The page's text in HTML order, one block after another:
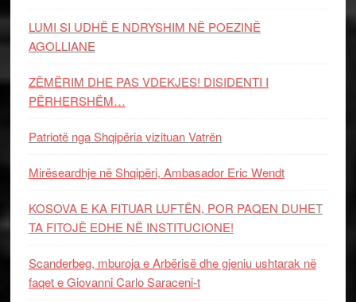
LUMI SI UDHË E NDRYSHIM NË POEZINË
AGOLLIANE
ZËMËRIM DHE PAS VDEKJES! DISIDENTI I
PËRHERSHËM…
Patriotë nga Shqipëria vizituan Vatrën
Mirëseardhje në Shqipëri, Ambasador Eric Wendt
KOSOVA E KA FITUAR LUFTËN, POR PAQEN DUHET
TA FITOJË EDHE NË INSTITUCIONE!
Scanderbeg, mburoja e Arbërisë dhe gjeniu ushtarak në
faqet e Giovanni Carlo Saraceni-t